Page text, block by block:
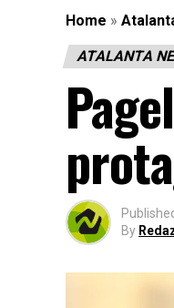
Home »
ATALANTA
By